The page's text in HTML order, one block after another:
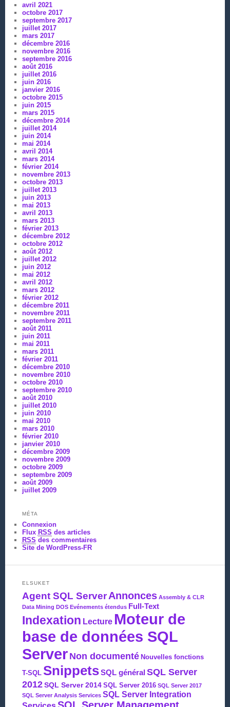
avril 2021
octobre 2017
septembre 2017
juillet 2017
mars 2017
décembre 2016
novembre 2016
septembre 2016
août 2016
juillet 2016
juin 2016
janvier 2016
octobre 2015
juin 2015
mars 2015
décembre 2014
juillet 2014
juin 2014
mai 2014
avril 2014
mars 2014
février 2014
novembre 2013
octobre 2013
juillet 2013
juin 2013
mai 2013
avril 2013
mars 2013
février 2013
décembre 2012
octobre 2012
août 2012
juillet 2012
juin 2012
mai 2012
avril 2012
mars 2012
février 2012
décembre 2011
novembre 2011
septembre 2011
août 2011
juin 2011
mai 2011
mars 2011
février 2011
décembre 2010
novembre 2010
octobre 2010
septembre 2010
août 2010
juillet 2010
juin 2010
mai 2010
mars 2010
février 2010
janvier 2010
décembre 2009
novembre 2009
octobre 2009
septembre 2009
août 2009
juillet 2009
MÉTA
Connexion
Flux RSS des articles
RSS des commentaires
Site de WordPress-FR
ELSUKET
Agent SQL Server Annonces Assembly & CLR
Data Mining DOS Evénements étendus Full-Text
Indexation Lecture Moteur de
base de données SQL
Server Non documenté Nouvelles fonctions
T-SQL Snippets SQL général SQL Server
2012 SQL Server 2014 SQL Server 2016 SQL Server 2017
SQL Server Analysis Services SQL Server Integration